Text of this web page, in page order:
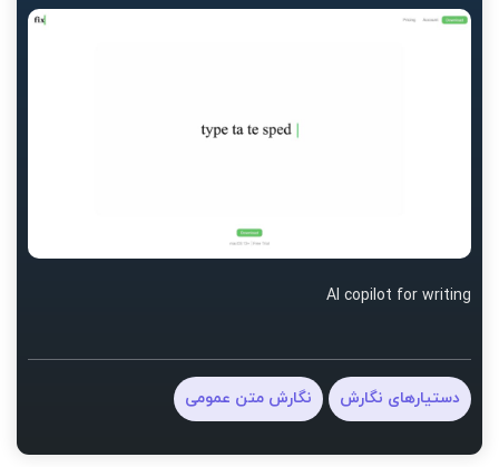
AI copilot for writing
دستیارهای نگارش نگارش متن عمومی